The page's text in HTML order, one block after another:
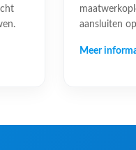
aansluiten
Meer